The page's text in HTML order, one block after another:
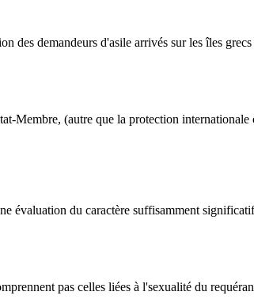
des demandeurs d'asile arrivés sur les îles
Membre, (autre que la protection
évaluation du caractère suffisamment
pas celles liées à l'sexualité du